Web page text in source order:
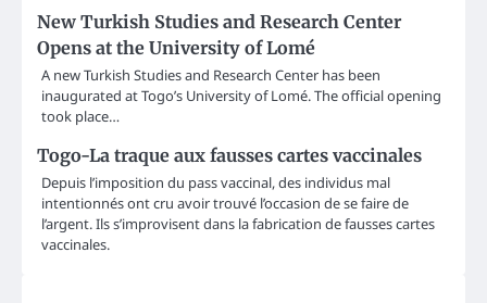
New Turkish Studies and Research Center
Opens at the University of Lomé
A new Turkish Studies and Research Center has been
inaugurated at Togo’s University of Lomé. The official opening
took place…
Togo-La traque aux fausses cartes vaccinales
Depuis l’imposition du pass vaccinal, des individus mal
intentionnés ont cru avoir trouvé l’occasion de se faire de
l’argent. Ils s’improvisent dans la fabrication de fausses cartes
vaccinales.